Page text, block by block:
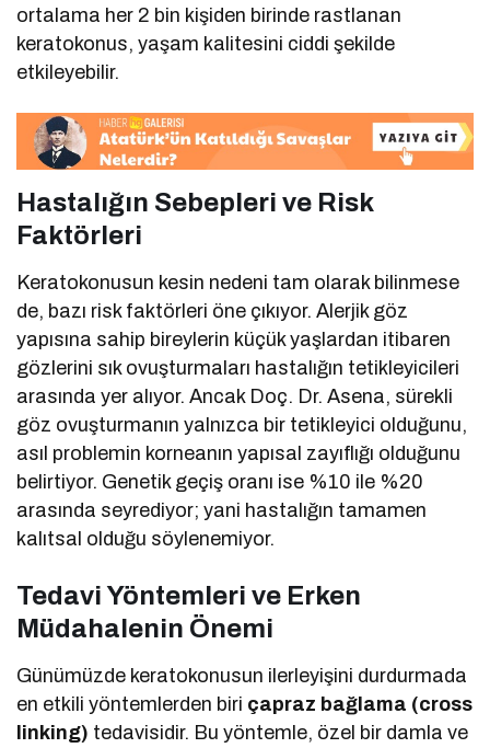
ortalama her 2 bin kişiden birinde rastlanan
keratokonus, yaşam kalitesini ciddi şekilde
etkileyebilir.
Hastalığın Sebepleri ve Risk
Faktörleri
Keratokonusun kesin nedeni tam olarak bilinmese
de, bazı risk faktörleri öne çıkıyor. Alerjik göz
yapısına sahip bireylerin küçük yaşlardan itibaren
gözlerini sık ovuşturmaları hastalığın tetikleyicileri
arasında yer alıyor. Ancak Doç. Dr. Asena, sürekli
göz ovuşturmanın yalnızca bir tetikleyici olduğunu,
asıl problemin korneanın yapısal zayıflığı olduğunu
belirtiyor. Genetik geçiş oranı ise %10 ile %20
arasında seyrediyor; yani hastalığın tamamen
kalıtsal olduğu söylenemiyor.
Tedavi Yöntemleri ve Erken
Müdahalenin Önemi
Günümüzde keratokonusun ilerleyişini durdurmada
en etkili yöntemlerden biri çapraz bağlama (cross
linking) tedavisidir. Bu yöntemle, özel bir damla ve